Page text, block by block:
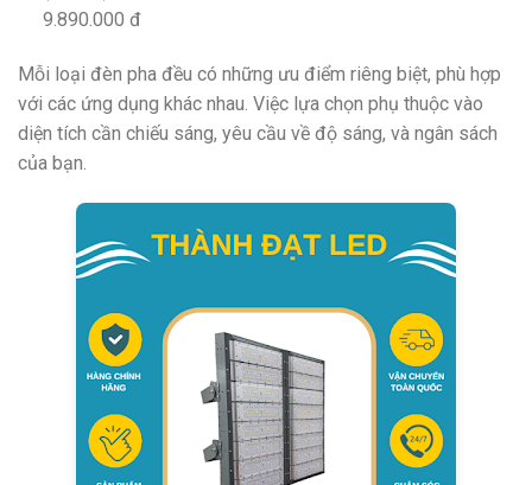
9.890.000 đ
Mỗi loại đèn pha đều có những ưu điểm riêng biệt, phù hợp
với các ứng dụng khác nhau. Việc lựa chọn phụ thuộc vào
diện tích cần chiếu sáng, yêu cầu về độ sáng, và ngân sách
của bạn.